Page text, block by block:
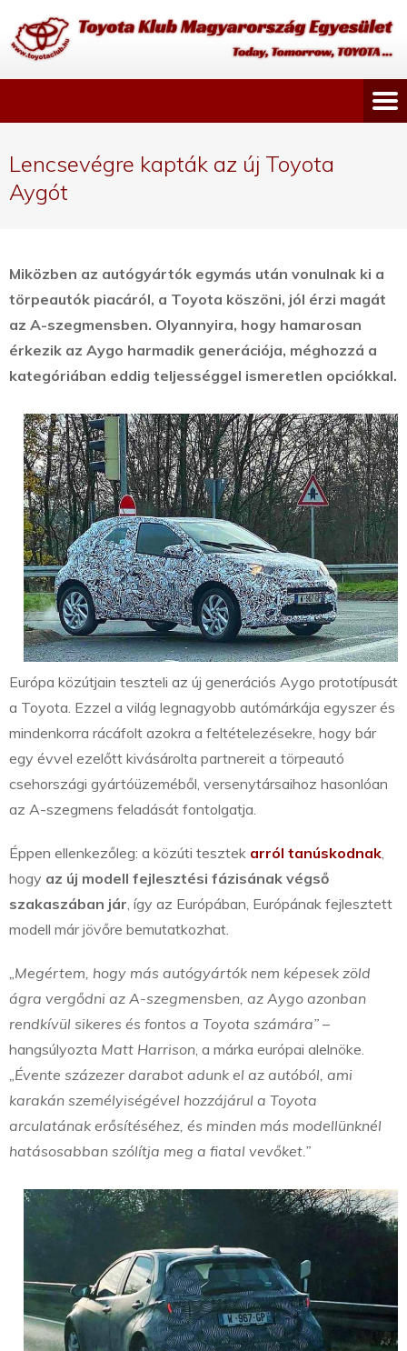
Lencsevégre kapták az új Toyota
Aygót
Miközben az autógyártók egymás után vonulnak ki a
törpeautók piacáról, a Toyota köszöni, jól érzi magát
az A-szegmensben. Olyannyira, hogy hamarosan
érkezik az Aygo harmadik generációja, méghozzá a
kategóriában eddig teljességgel ismeretlen opciókkal.
Európa közútjain teszteli az új generációs Aygo prototípusát
a Toyota. Ezzel a világ legnagyobb autómárkája egyszer és
mindenkorra rácáfolt azokra a feltételezésekre, hogy bár
egy évvel ezelőtt kivásárolta partnereit a törpeautó
csehországi gyártóüzeméből, versenytársaihoz hasonlóan
az A-szegmens feladását fontolgatja.
Éppen ellenkezőleg: a közúti tesztek arról tanúskodnak,
hogy az új modell fejlesztési fázisának végső
szakaszában jár, így az Európában, Európának fejlesztett
modell már jövőre bemutatkozhat.
„Megértem, hogy más autógyártók nem képesek zöld
ágra vergődni az A-szegmensben, az Aygo azonban
rendkívül sikeres és fontos a Toyota számára” –
hangsúlyozta Matt Harrison, a márka európai alelnöke.
„Évente százezer darabot adunk el az autóból, ami
karakán személyiségével hozzájárul a Toyota
arculatának erősítéséhez, és minden más modellünknél
hatásosabban szólítja meg a fiatal vevőket.”